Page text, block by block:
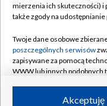
Naziemna Telewizja
Rada Programowa
System NOS
Informacje o
mierzenia ich skuteczności) i
także zgody na
Twoje dane osobowe
poszczególnych serwisów
zapisywane za pomocą
WWW lub innych
ruchu w Internecie.Akceptuję